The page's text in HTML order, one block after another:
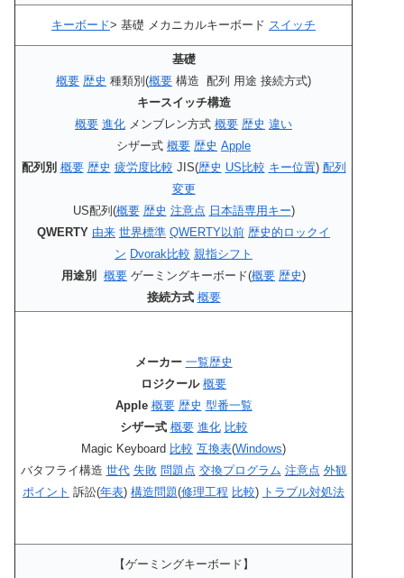
キーボード> 基礎 メカニカルキーボード スイッチ
基礎
概要 歴史 種類別(概要 構造 配列 用途 接続方式)
キースイッチ構造
概要 進化 メンブレン方式 概要 歴史 違い
シザー式 概要 歴史 Apple
配列別 概要 歴史 疲労度比較 JIS(歴史 US比較 キー位置) 配列
変更
US配列(概要 歴史 注意点 日本語専用キー)
QWERTY 由来 世界標準 QWERTY以前 歴史的ロックイ
ン Dvorak比較 親指シフト
用途別 概要 ゲーミングキーボード(概要 歴史)
接続方式 概要
メーカー 一覧歴史
ロジクール 概要
Apple 概要 歴史 型番一覧
シザー式 概要 進化 比較
Magic Keyboard 比較 互換表(Windows)
バタフライ構造 世代 失敗 問題点 交換プログラム 注意点 外観
ポイント 訴訟(年表) 構造問題(修理工程 比較) トラブル対処法
【ゲーミングキーボード】